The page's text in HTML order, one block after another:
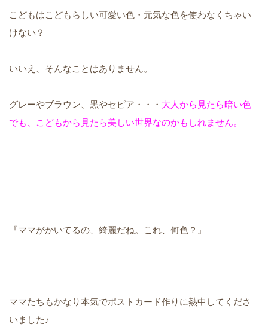
こどもはこどもらしい可愛い色・元気な色を使わなくちゃい
けない？
いいえ、そんなことはありません。
グレーやブラウン、黒やセピア・・・ 大人から見たら暗い色
でも、こどもから見たら美しい世界なのかもしれません。
『ママがかいてるの、綺麗だね。これ、何色？』
ママたちもかなり本気でポストカード作りに熱中してくださ
いました♪